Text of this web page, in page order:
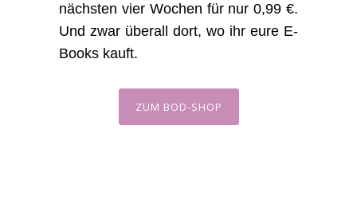
nächsten vier Wochen für nur 0,99 €.
Und zwar überall dort, wo ihr eure E-
Books kauft.
ZUM BOD-SHOP